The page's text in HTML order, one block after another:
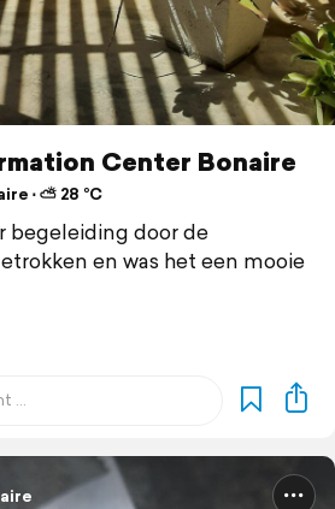
Center Bonaire
⋅ ⛅ 28 °C
begeleiding door de
en was het een mooie